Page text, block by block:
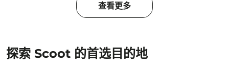
查看更多
探索 Scoot 的首选目的地